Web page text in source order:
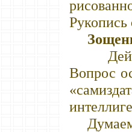
Рукопись
Вопрос
Думаем,